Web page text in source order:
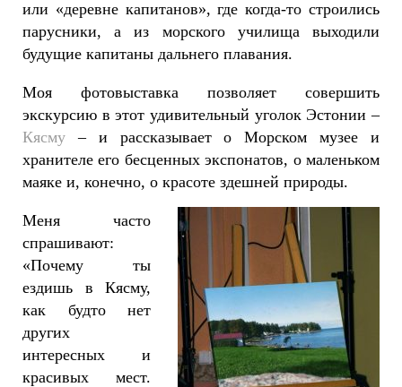
или «деревне капитанов», где когда-то строились
парусники, а из морского училища выходили
будущие капитаны дальнего плавания.
Моя фотовыставка позволяет совершить
экскурсию в этот удивительный уголок Эстонии –
Кясму – и рассказывает о Морском музее и
хранителе его бесценных экспонатов, о маленьком
маяке и, конечно, о красоте здешней природы.
Меня часто
спрашивают:
«Почему ты
ездишь в Кясму,
как будто нет
других
интересных и
красивых мест.